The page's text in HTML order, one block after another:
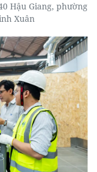
Hậu Giang, phường
Xuân